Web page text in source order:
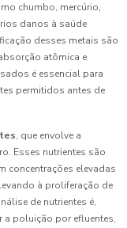
chumbo, mercúrio,
danos à saúde
desses metais são
atômica e
é essencial para
permitidos antes de
, que envolve a
Esses nutrientes são
concentrações elevadas
à proliferação de
de nutrientes é,
poluição por efluentes,